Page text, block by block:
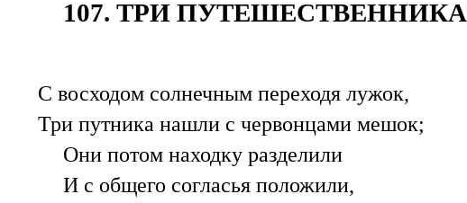
107. ТРИ ПУТЕШЕСТВЕННИКА
С восходом солнечным переходя лужок,
Три путника нашли с червонцами мешок;
Они потом находку разделили
И с общего согласья положили,